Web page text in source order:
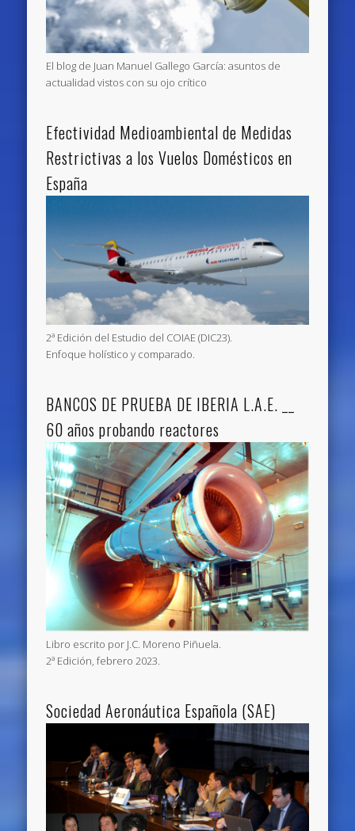
El blog de Juan Manuel Gallego García: asuntos de
actualidad vistos con su ojo crítico
Efectividad Medioambiental de Medidas
Restrictivas a los Vuelos Domésticos en
España
2ª Edición del Estudio del COIAE (DIC23).
Enfoque holístico y comparado.
BANCOS DE PRUEBA DE IBERIA L.A.E. __
60 años probando reactores
Libro escrito por J.C. Moreno Piñuela.
2ª Edición, febrero 2023.
Sociedad Aeronáutica Española (SAE)